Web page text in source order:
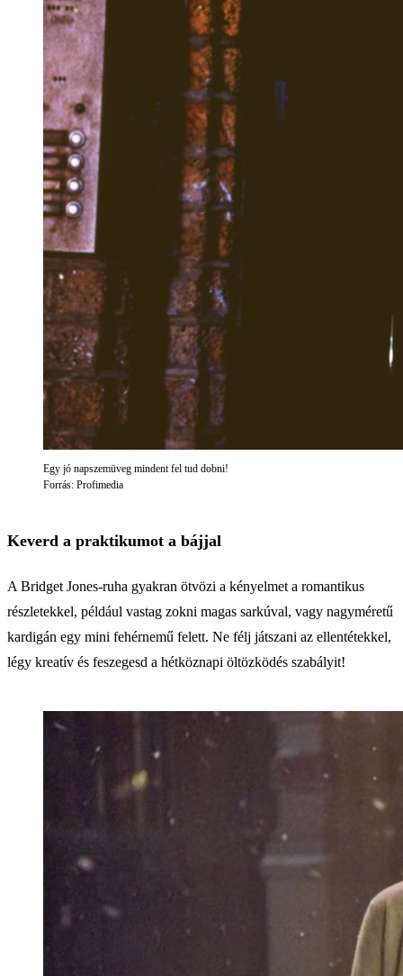
Egy jó napszemüveg mindent fel tud dobni!
Forrás: Profimedia
Keverd a praktikumot a bájjal
A Bridget Jones-ruha gyakran ötvözi a kényelmet a romantikus
részletekkel, például vastag zokni magas sarkúval, vagy nagyméretű
kardigán egy mini fehérnemű felett. Ne félj játszani az ellentétekkel,
légy kreatív és feszegesd a hétköznapi öltözködés szabályit!